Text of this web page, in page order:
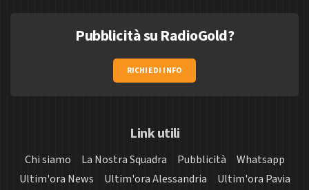
Pubblicità su RadioGold?
RICHIEDI INFO
Link utili
Chi siamo La Nostra Squadra Pubblicità
Whatsapp
Ultim'ora News
Ultim'ora Alessandria
Ultim'ora Pavia